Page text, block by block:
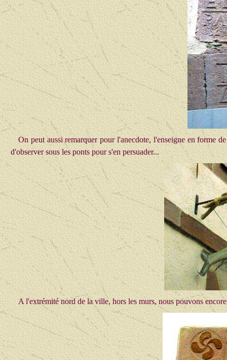
On peut aussi remarquer pour l'anecdote, l'enseigne en forme
d'observer sous les ponts pour s'en persuader...
A l'extrémité nord de la ville, hors les murs, nous pouvons